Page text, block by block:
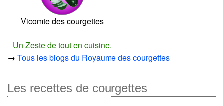
Vicomte des courgettes
Un Zeste de tout en cuisine.
→ Tous les blogs du Royaume des courgettes
Les recettes de courgettes